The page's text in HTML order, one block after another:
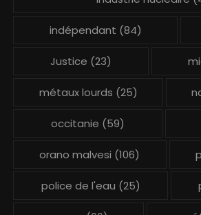
indépendant (84)
Justice (23)
métaux lourds (25)
occitanie (59)
orano malvesi (106)
police de l'eau (25)